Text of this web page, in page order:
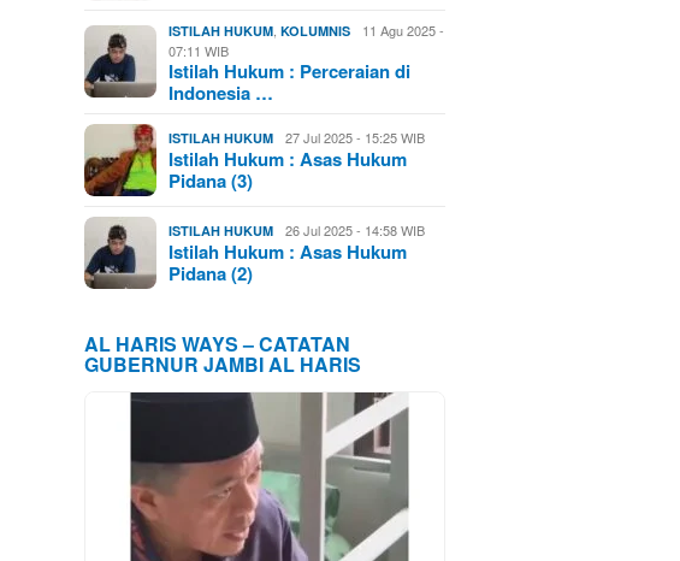
ISTILAH HUKUM ,KOLUMNIS
11 Agu 2025 -
07:11 WIB
Istilah Hukum : Perceraian di
Indonesia …
ISTILAH HUKUM 27 Jul 2025 - 15:25 WIB
Istilah Hukum : Asas Hukum
Pidana (3)
ISTILAH HUKUM 26 Jul 2025 - 14:58 WIB
Istilah Hukum : Asas Hukum
Pidana (2)
AL HARIS WAYS – CATATAN
GUBERNUR JAMBI AL HARIS